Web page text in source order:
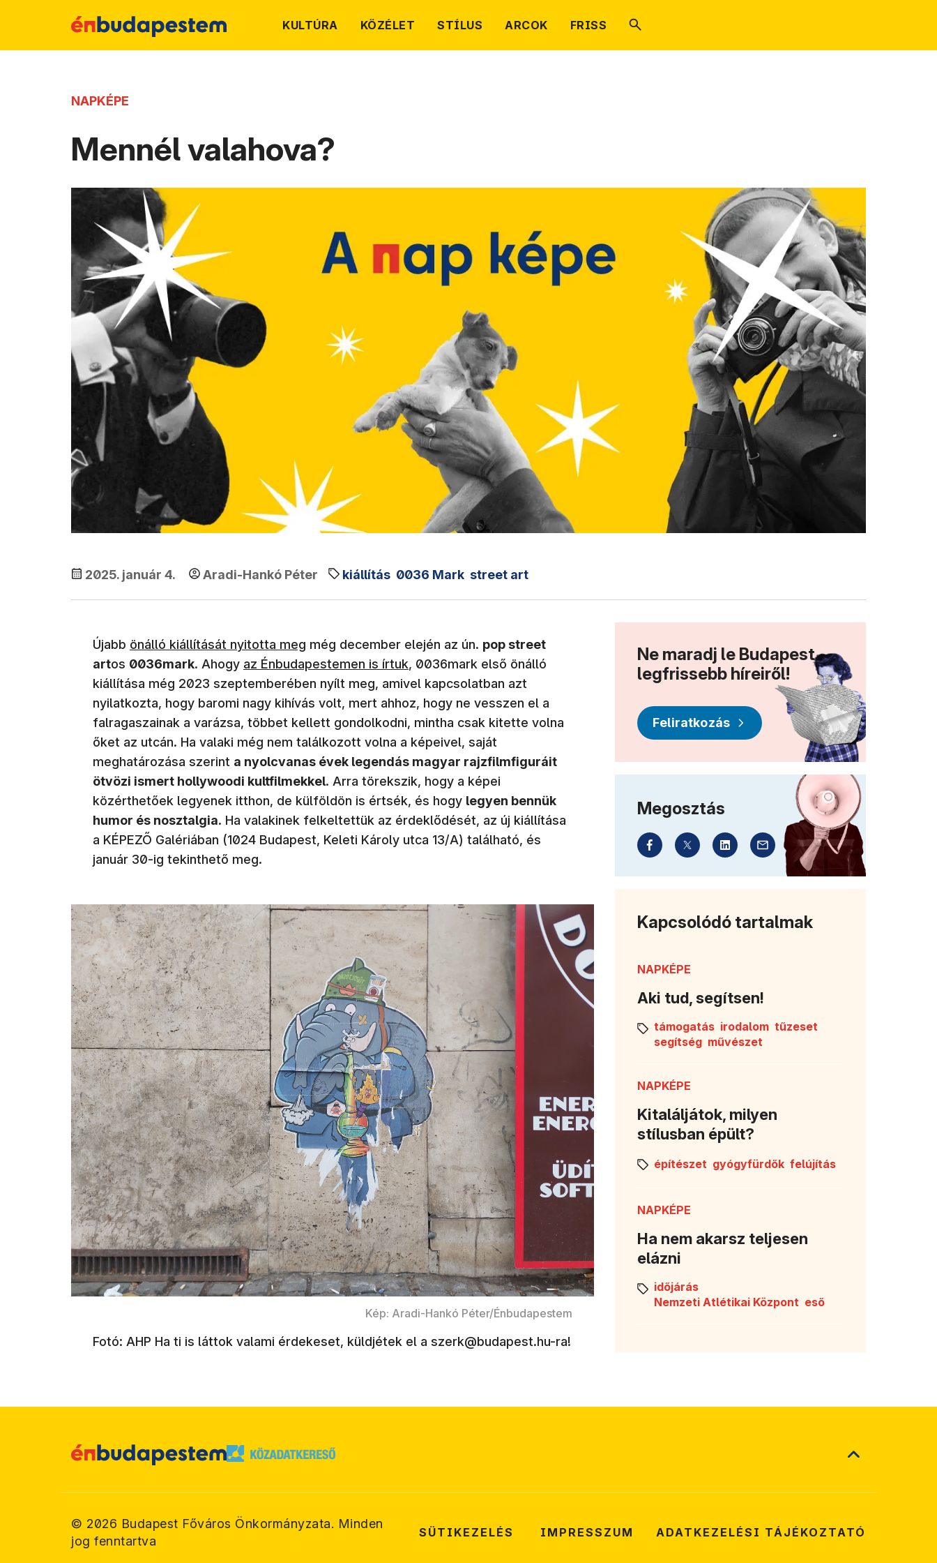
KULTÚRA KÖZÉLET STÍLUS ARCOK FRISS
NAPKÉPE
Mennél valahova?
2025. január 4. Aradi-Hankó Péter kiállítás 0036 Mark street art
Újabb (új ablakban nyílik meg)
önálló kiállítását nyitotta meg még december elején az ún. pop street
artos 0036mark. Ahogy (új ablakban nyílik meg)
az Énbudapestemen is írtuk, 0036mark első önálló
kiállítása még 2023 szeptemberében nyílt meg, amivel kapcsolatban azt
nyilatkozta, hogy baromi nagy kihívás volt, mert ahhoz, hogy ne vesszen el a
falragaszainak a varázsa, többet kellett gondolkodni, mintha csak kitette volna
őket az utcán. Ha valaki még nem találkozott volna a képeivel, saját
meghatározása szerint a nyolcvanas évek legendás magyar rajzfilmfiguráit
ötvözi ismert hollywoodi kultfilmekkel. Arra törekszik, hogy a képei
közérthetőek legyenek itthon, de külföldön is értsék, és hogy legyen bennük
humor és nosztalgia. Ha valakinek felkeltettük az érdeklődését, az új kiállítása
a KÉPEZŐ Galériában (1024 Budapest, Keleti Károly utca 13/A) található, és
január 30-ig tekinthető meg.
Kép: Aradi-Hankó Péter/Énbudapestem
Fotó: AHP Ha ti is láttok valami érdekeset, küldjétek el a szerk@budapest.hu-ra!
Ne maradj le Budapest
legfrissebb híreiről!
Feliratkozás
Megosztás
Kapcsolódó tartalmak
NAPKÉPE
Aki tud, segítsen!
támogatás irodalom tűzeset
segítség művészet
NAPKÉPE
Kitaláljátok, milyen
stílusban épült?
építészet gyógyfürdők felújítás
NAPKÉPE
Ha nem akarsz teljesen
elázni
időjárás
Nemzeti Atlétikai Központ eső
© 2026 Budapest Főváros Önkormányzata. Minden
jog fenntartva
SÜTIKEZELÉS IMPRESSZUM ADATKEZELÉSI TÁJÉKOZTATÓ